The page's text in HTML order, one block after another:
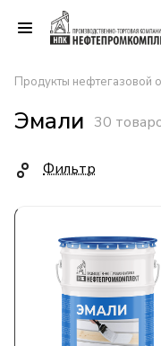
Продукты
Эмали 30
Фильтр